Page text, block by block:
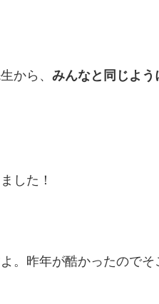
から、 みんなと同じよう
した！
。昨年が酷かったのでそ